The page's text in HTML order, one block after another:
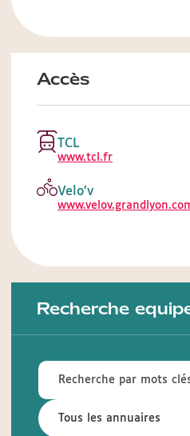
Accès
TCL
www.tcl.fr
Velo’v
Recherche